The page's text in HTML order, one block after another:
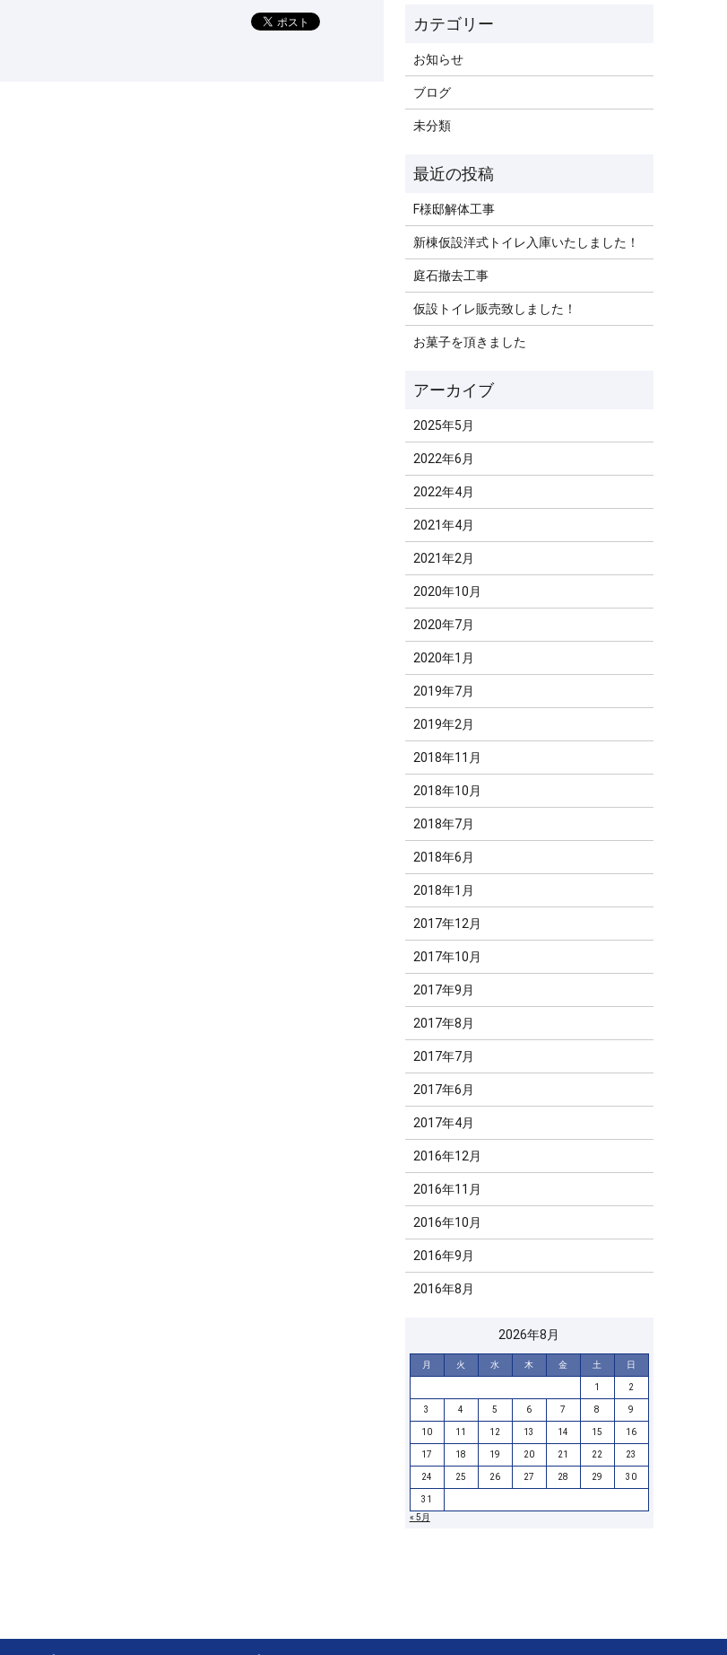
お知らせ
ブログ
未分類
F様邸解体工事
新棟仮設洋式トイレ入庫いたしました！
庭石撤去工事
仮設トイレ販売致しました！
お菓子を頂きました
2025年5月
2022年6月
2022年4月
2021年4月
2021年2月
2020年10月
2020年7月
2020年1月
2019年7月
2019年2月
2018年11月
2018年10月
2018年7月
2018年6月
2018年1月
2017年12月
2017年10月
2017年9月
2017年8月
2017年7月
2017年6月
2017年4月
2016年12月
2016年11月
2016年10月
2016年9月
2016年8月
2026年8月
月 火 水 木 金 土 日
1 2
3 4 5 6 7 8 9
10 11 12 13 14 15 16
17 18 19 20 21 22 23
24 25 26 27 28 29 30
31
« 5月